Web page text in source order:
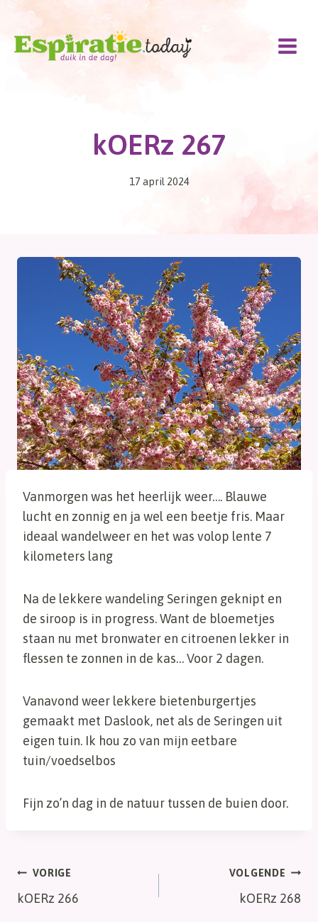
Doorgaan
inhoud
kOERz 267
17 april 2024
Vanmorgen was het heerlijk weer…. Blauwe
lucht en zonnig en ja wel een beetje fris. Maar
ideaal wandelweer en het was volop lente 7
kilometers lang
Na de lekkere wandeling Seringen geknipt en
de siroop is in progress. Want de bloemetjes
staan nu met bronwater en citroenen lekker in
flessen te zonnen in de kas… Voor 2 dagen.
Vanavond weer lekkere bietenburgertjes
gemaakt met Daslook, net als de Seringen uit
eigen tuin. Ik hou zo van mijn eetbare
tuin/voedselbos
Fijn zo’n dag in de natuur tussen de buien door.
Bericht
navigatie
VORIGE
kOERz 266
VOLGENDE
kOERz 268